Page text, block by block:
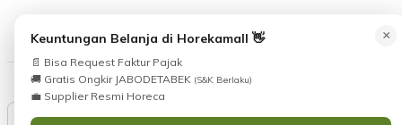
cs@horekamall.com (021) 38783380 08551688000
×
Keuntungan Belanja di Horekamall 👋
📄 Bisa Request Faktur Pajak
🚚 Gratis Ongkir JABODETABEK (S&K Berlaku)
💼 Supplier Resmi Horeca